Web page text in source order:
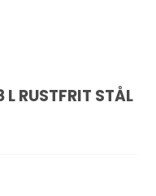
L RUSTFRIT STÅL